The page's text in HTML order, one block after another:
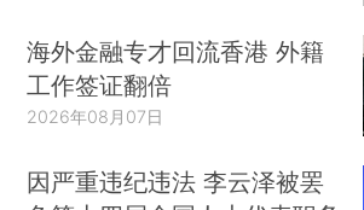
海外金融专才回流香港 外籍
工作签证翻倍
2026年08月07日
因严重违纪违法 李云泽被罢